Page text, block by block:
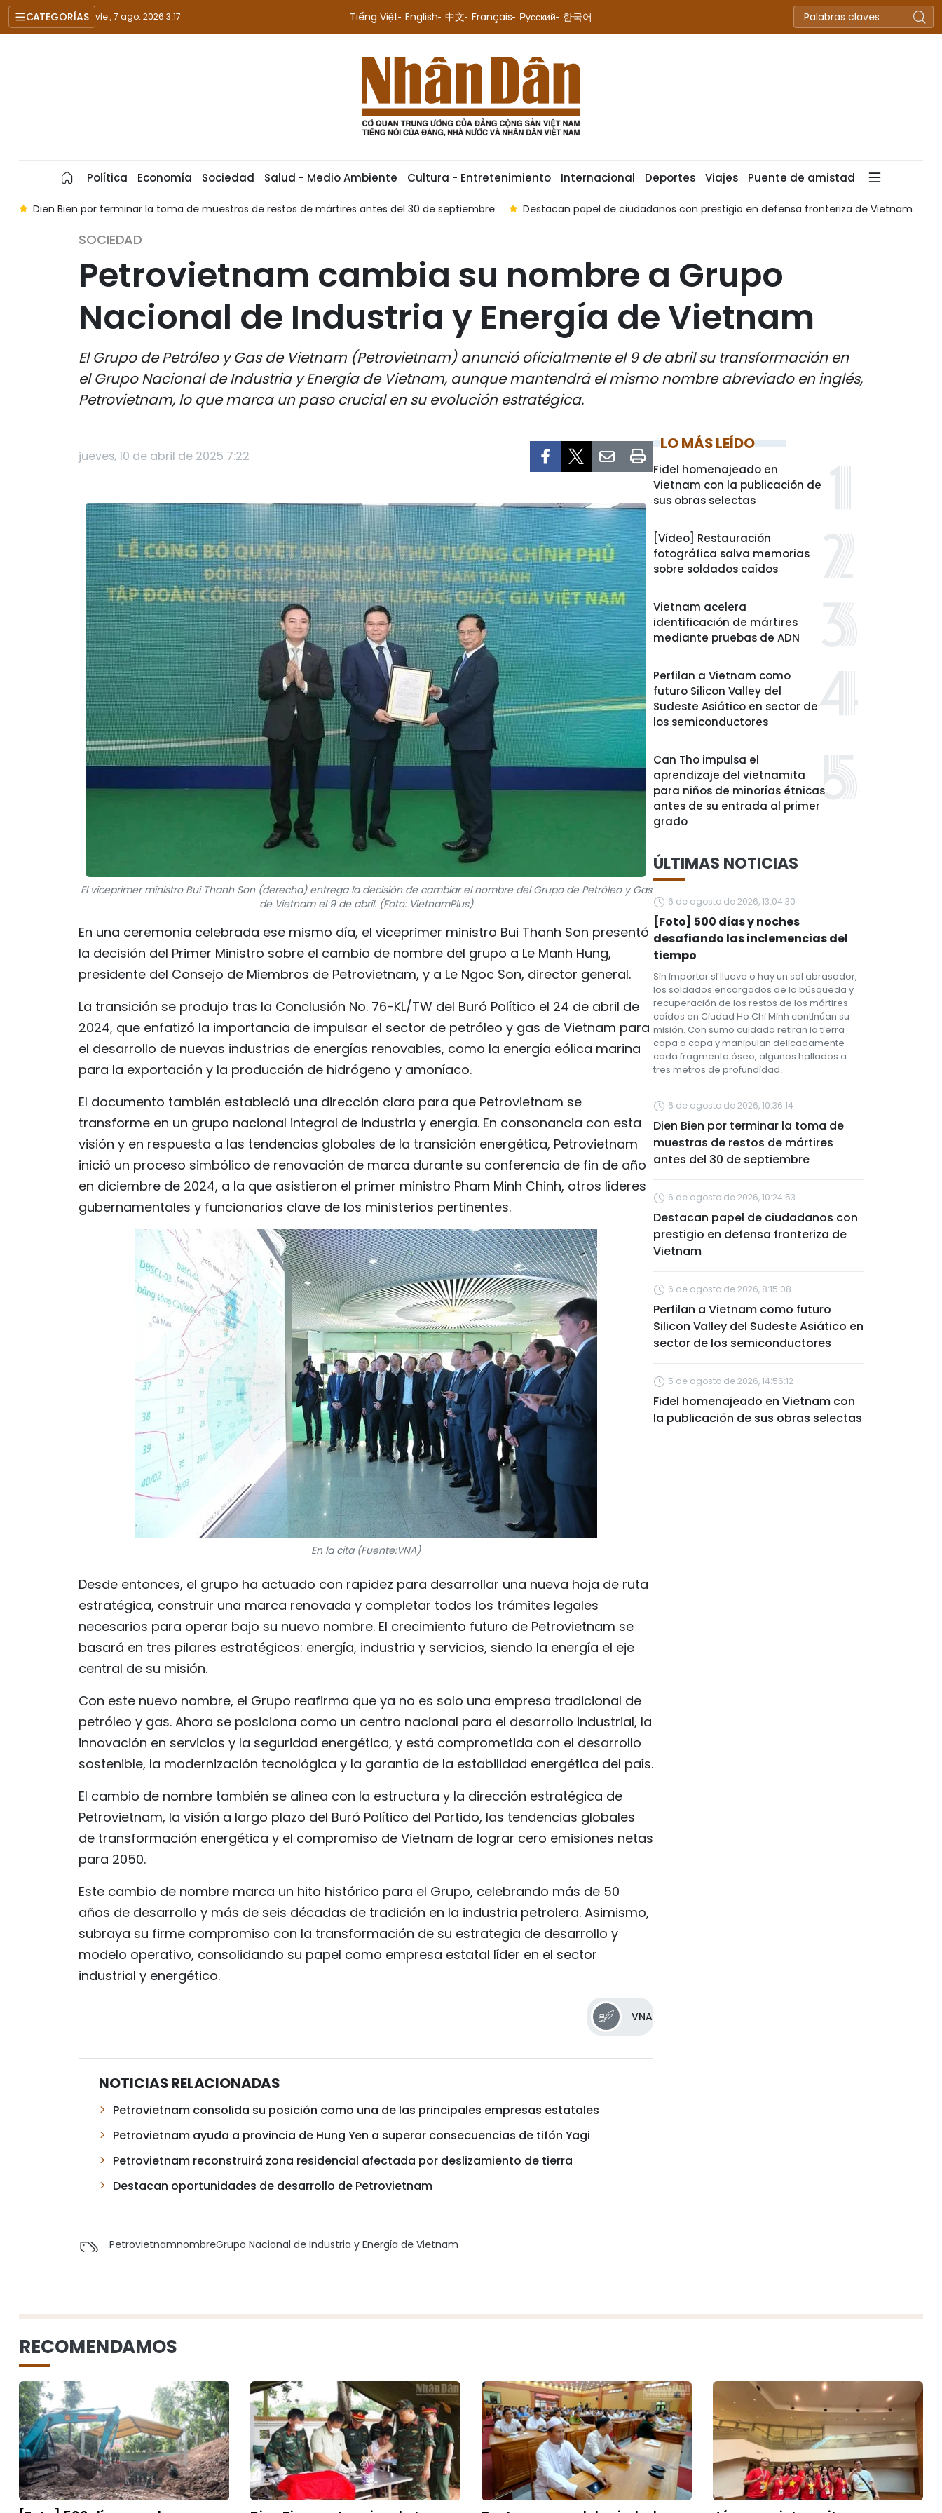
CATEGORÍAS vie., 7 ago. 2026 3:17 Tiếng Việt English 中文 Français Русский 한국어
Política Economía Sociedad Salud - Medio Ambiente Cultura - Entretenimiento Internacional Deportes Viajes Puente de amistad
Destacan papel de ciudadanos con prestigio en defensa fronteriza de Vietnam Perfilan a Vietnam como futuro Silicon Valley del Sudeste Asiático en sector de los
SOCIEDAD
Petrovietnam cambia su nombre a Grupo
Nacional de Industria y Energía de Vietnam
El Grupo de Petróleo y Gas de Vietnam (Petrovietnam) anunció oficialmente el 9 de abril su transformación en
el Grupo Nacional de Industria y Energía de Vietnam, aunque mantendrá el mismo nombre abreviado en inglés,
Petrovietnam, lo que marca un paso crucial en su evolución estratégica.
jueves, 10 de abril de 2025 7:22
El viceprimer ministro Bui Thanh Son (derecha) entrega la decisión de cambiar el nombre del Grupo de Petróleo y Gas
de Vietnam el 9 de abril. (Foto: VietnamPlus)
En una ceremonia celebrada ese mismo día, el viceprimer ministro Bui Thanh Son presentó
la decisión del Primer Ministro sobre el cambio de nombre del grupo a Le Manh Hung,
presidente del Consejo de Miembros de Petrovietnam, y a Le Ngoc Son, director general.
La transición se produjo tras la Conclusión No. 76-KL/TW del Buró Político el 24 de abril de
2024, que enfatizó la importancia de impulsar el sector de petróleo y gas de Vietnam para
el desarrollo de nuevas industrias de energías renovables, como la energía eólica marina
para la exportación y la producción de hidrógeno y amoníaco.
El documento también estableció una dirección clara para que Petrovietnam se
transforme en un grupo nacional integral de industria y energía. En consonancia con esta
visión y en respuesta a las tendencias globales de la transición energética, Petrovietnam
inició un proceso simbólico de renovación de marca durante su conferencia de fin de año
en diciembre de 2024, a la que asistieron el primer ministro Pham Minh Chinh, otros líderes
gubernamentales y funcionarios clave de los ministerios pertinentes.
En la cita (Fuente:VNA)
Desde entonces, el grupo ha actuado con rapidez para desarrollar una nueva hoja de ruta
estratégica, construir una marca renovada y completar todos los trámites legales
necesarios para operar bajo su nuevo nombre. El crecimiento futuro de Petrovietnam se
basará en tres pilares estratégicos: energía, industria y servicios, siendo la energía el eje
central de su misión.
Con este nuevo nombre, el Grupo reafirma que ya no es solo una empresa tradicional de
petróleo y gas. Ahora se posiciona como un centro nacional para el desarrollo industrial, la
innovación en servicios y la seguridad energética, y está comprometida con el desarrollo
sostenible, la modernización tecnológica y la garantía de la estabilidad energética del país.
El cambio de nombre también se alinea con la estructura y la dirección estratégica de
Petrovietnam, la visión a largo plazo del Buró Político del Partido, las tendencias globales
de transformación energética y el compromiso de Vietnam de lograr cero emisiones netas
para 2050.
Este cambio de nombre marca un hito histórico para el Grupo, celebrando más de 50
años de desarrollo y más de seis décadas de tradición en la industria petrolera. Asimismo,
subraya su firme compromiso con la transformación de su estrategia de desarrollo y
modelo operativo, consolidando su papel como empresa estatal líder en el sector
industrial y energético.
VNA
NOTICIAS RELACIONADAS
Petrovietnam consolida su posición como una de las principales empresas estatales
Petrovietnam ayuda a provincia de Hung Yen a superar consecuencias de tifón Yagi
Petrovietnam reconstruirá zona residencial afectada por deslizamiento de tierra
Destacan oportunidades de desarrollo de Petrovietnam
PetrovietnamnombreGrupo Nacional de Industria y Energía de Vietnam
LO MÁS LEÍDO
Fidel homenajeado en
Vietnam con la publicación de
sus obras selectas
[Vídeo] Restauración
fotográfica salva memorias
sobre soldados caídos
Vietnam acelera
identificación de mártires
mediante pruebas de ADN
Perfilan a Vietnam como
futuro Silicon Valley del
Sudeste Asiático en sector de
los semiconductores
Can Tho impulsa el
aprendizaje del vietnamita
para niños de minorías étnicas
antes de su entrada al primer
grado
ÚLTIMAS NOTICIAS
6 de agosto de 2026, 13:04:30
[Foto] 500 días y noches
desafiando las inclemencias del
tiempo
Sin importar si llueve o hay un sol abrasador,
los soldados encargados de la búsqueda y
recuperación de los restos de los mártires
caídos en Ciudad Ho Chi Minh continúan su
misión. Con sumo cuidado retiran la tierra
capa a capa y manipulan delicadamente
cada fragmento óseo, algunos hallados a
tres metros de profundidad.
6 de agosto de 2026, 10:36:14
Dien Bien por terminar la toma de
muestras de restos de mártires
antes del 30 de septiembre
6 de agosto de 2026, 10:24:53
Destacan papel de ciudadanos con
prestigio en defensa fronteriza de
Vietnam
6 de agosto de 2026, 8:15:08
Perfilan a Vietnam como futuro
Silicon Valley del Sudeste Asiático en
sector de los semiconductores
5 de agosto de 2026, 14:56:12
Fidel homenajeado en Vietnam con
la publicación de sus obras selectas
RECOMENDAMOS